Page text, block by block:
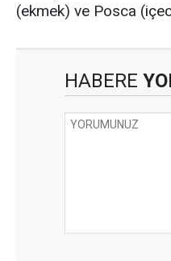
(ekmek) ve Posca
HABERE